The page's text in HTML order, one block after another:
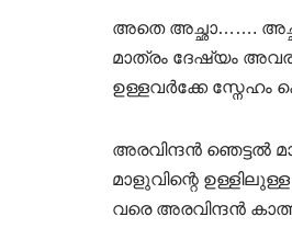
അതെ അച്ഛാ…….
മാത്രം ദേഷ്യം
ഉള്ളവർക്കേ
അരവിന്ദൻ ഞെട്ടൽ
മാളുവിന്റെ
വരെ അരവിന്ദൻ